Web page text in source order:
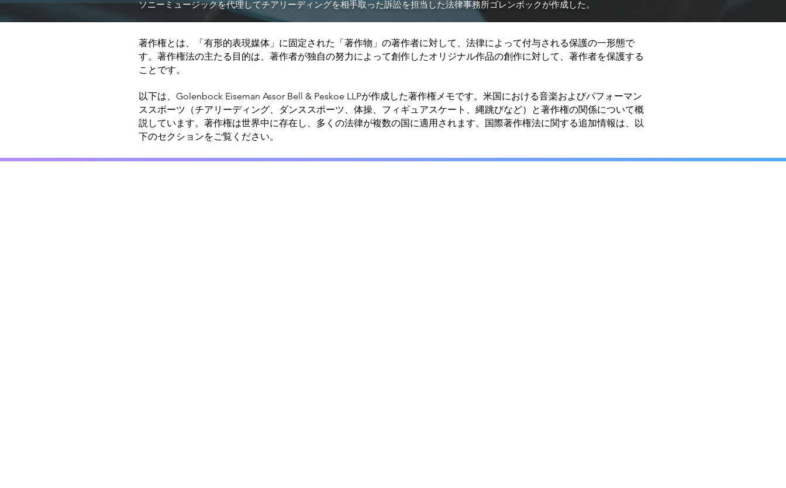
ソニーミュージックを代理してチアリーディングを相手取った訴訟を担当した法律事務所ゴレンボックが作成した。
著作権とは、「有形的表現媒体」に固定された「著作物」の著作者に対して、法律によって付与される保護の一形態で
す。著作権法の主たる目的は、著作者が独自の努力によって創作したオリジナル作品の創作に対して、著作者を保護する
ことです。
以下は、Golenbock Eiseman Assor Bell & Peskoe LLPが作成した著作権メモです。米国における音楽およびパフォーマン
ススポーツ（チアリーディング、ダンススポーツ、体操、フィギュアスケート、縄跳びなど）と著作権の関係について概
説しています。著作権は世界中に存在し、多くの法律が複数の国に適用されます。国際著作権法に関する追加情報は、以
下のセクションをご覧ください。